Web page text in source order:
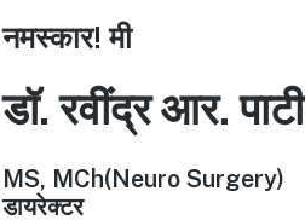
नमस्कार! मी
डॉ. रवींद्र आर.
MS, MCh(Neuro Surgery)
डायरेक्टर